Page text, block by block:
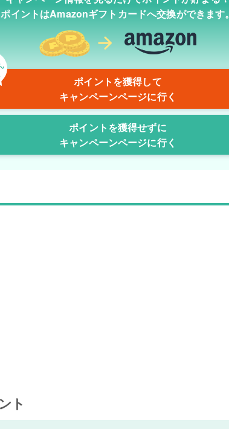
ポイントはAmazonギフトカードへ交換ができます。
ポイントを獲得して
キャンペーンページに行く
ポイントを獲得せずに
キャンペーンページに行く
ト